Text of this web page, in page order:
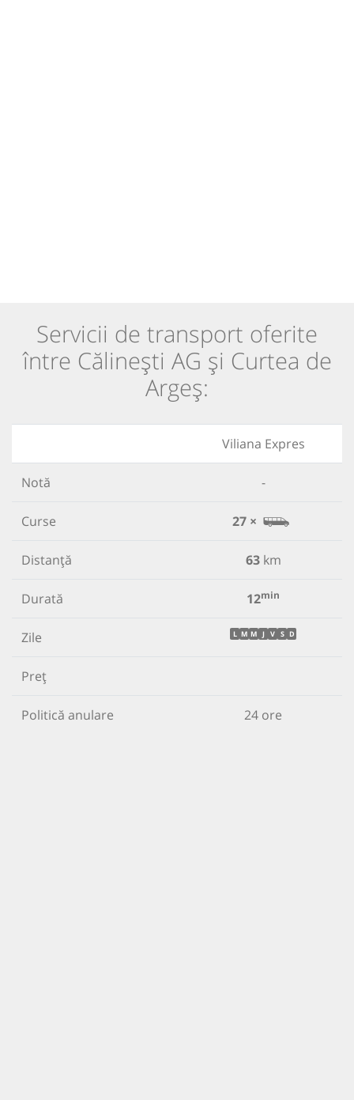
Servicii de transport oferite
între Călinești AG și Curtea de
Argeș:
Viliana Expres
Notă -
Curse 27 ×
Distanță 63km
Durată 12min
Zile L M M J V S D
Preț
Politică anulare 24 ore